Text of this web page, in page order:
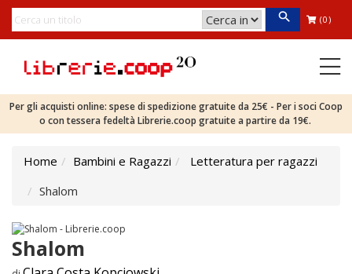
(0)
Per gli acquisti online: spese di spedizione gratuite da 25€ - Per i soci Coop
o con tessera fedeltà Librerie.coop gratuite a partire da 19€.
Home Bambini e Ragazzi
Letteratura per ragazzi
Shalom
Shalom